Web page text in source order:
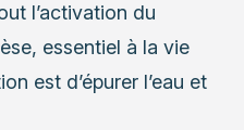
l’activation du
essentiel à la vie
est d’épurer l’eau et